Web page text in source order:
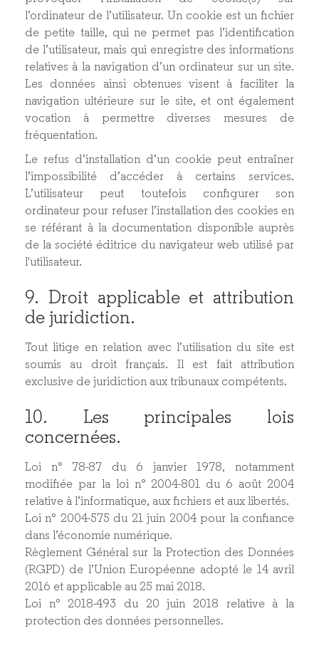
l’ordinateur de l’utilisateur. Un cookie est un fichier
de petite taille, qui ne permet pas l’identification
de l’utilisateur, mais qui enregistre des informations
relatives à la navigation d’un ordinateur sur un site.
Les données ainsi obtenues visent à faciliter la
navigation ultérieure sur le site, et ont également
vocation à permettre diverses mesures de
fréquentation.
Le refus d’installation d’un cookie peut entraîner
l’impossibilité d’accéder à certains services.
L’utilisateur peut toutefois configurer son
ordinateur pour refuser l’installation des cookies en
se référant à la documentation disponible auprès
de la société éditrice du navigateur web utilisé par
l'utilisateur.
9. Droit applicable et attribution
de juridiction.
Tout litige en relation avec l’utilisation du site est
soumis au droit français. Il est fait attribution
exclusive de juridiction aux tribunaux compétents.
10. Les principales lois
concernées.
Loi n° 78-87 du 6 janvier 1978, notamment
modifiée par la loi n° 2004-801 du 6 août 2004
relative à l’informatique, aux fichiers et aux libertés.
Loi n° 2004-575 du 21 juin 2004 pour la confiance
dans l’économie numérique.
Règlement Général sur la Protection des Données
(RGPD) de l’Union Européenne adopté le 14 avril
2016 et applicable au 25 mai 2018.
Loi n° 2018-493 du 20 juin 2018 relative à la
protection des données personnelles.